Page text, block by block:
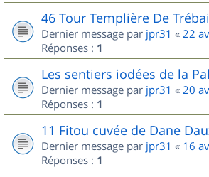
46 Tour Templière De
Dernier message par jpr31 « 22
Réponses : 1
Les sentiers iodées de la
Dernier message par jpr31 « 20
Réponses : 1
11 Fitou cuvée de Dane
Dernier message par jpr31 « 16
Réponses : 1